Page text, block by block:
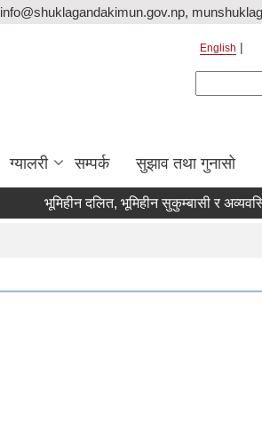
info@shuklagandakimun.gov.np,
English
ग्यालरी सम्पर्क सुझाव तथा गुनासो
भूमिहीन दलित, भूमिहीन सुकुम्बासी र अव्यवस्थित